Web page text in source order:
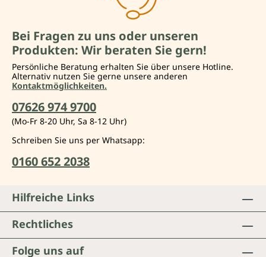
Bei Fragen zu uns oder unseren
Produkten: Wir beraten Sie gern!
Persönliche Beratung erhalten Sie über unsere Hotline.
Alternativ nutzen Sie gerne unsere anderen
Kontaktmöglichkeiten.
07626 974 9700
(Mo-Fr 8-20 Uhr, Sa 8-12 Uhr)
Schreiben Sie uns per Whatsapp:
0160 652 2038
Folge uns auf
Hilfreiche Links
Rechtliches